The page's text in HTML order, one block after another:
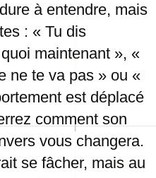
à entendre, mais
: « Tu dis
maintenant », «
ne te va pas » ou «
est déplacé
comment son
vous changera.
se fâcher, mais au